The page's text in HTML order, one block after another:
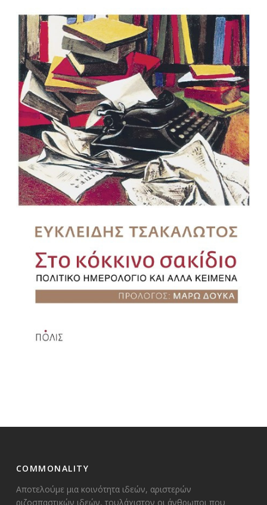
COMMONALITY
Αποτελούμε μια κοινότητα ιδεών, αριστερών
ριζοσπαστικών ιδεών, τουλάχιστον οι άνθρωποι που